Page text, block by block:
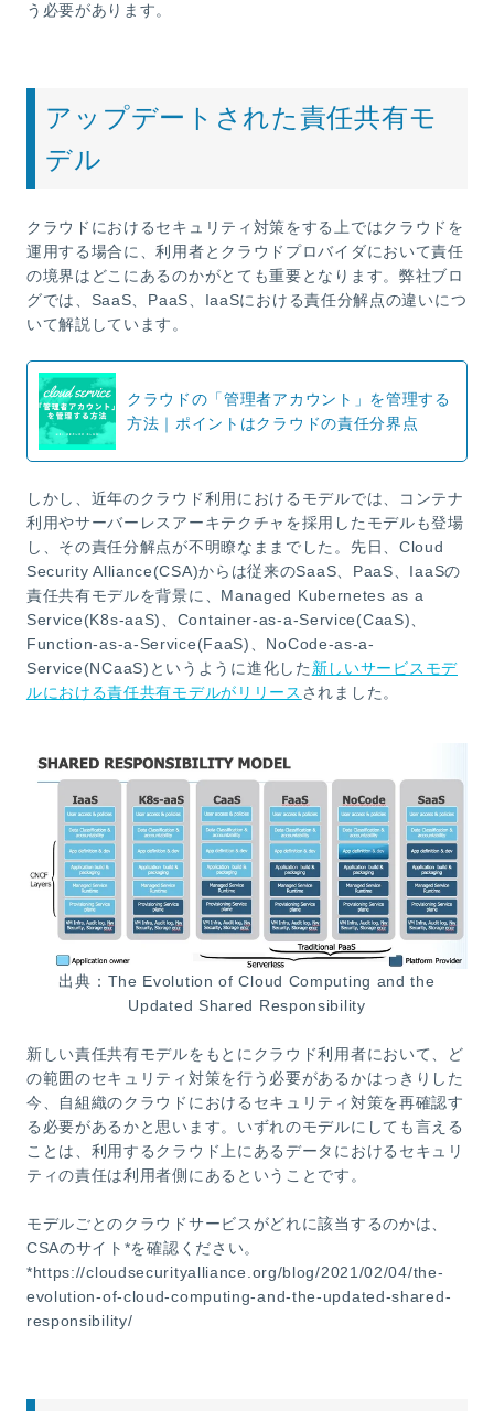
う必要があります。
アップデートされた責任共有モ
デル
クラウドにおけるセキュリティ対策をする上ではクラウドを
運用する場合に、利用者とクラウドプロバイダにおいて責任
の境界はどこにあるのかがとても重要となります。弊社ブロ
グでは、SaaS、PaaS、IaaSにおける責任分解点の違いにつ
いて解説しています。
クラウドの「管理者アカウント」を管理する
方法｜ポイントはクラウドの責任分界点
しかし、近年のクラウド利用におけるモデルでは、コンテナ
利用やサーバーレスアーキテクチャを採用したモデルも登場
し、その責任分解点が不明瞭なままでした。先日、Cloud
Security Alliance(CSA)からは従来のSaaS、PaaS、IaaSの
責任共有モデルを背景に、Managed Kubernetes as a
Service(K8s-aaS)、Container-as-a-Service(CaaS)、
Function-as-a-Service(FaaS)、NoCode-as-a-
Service(NCaaS)というように進化した 新しいサービスモデ
ルにおける責任共有モデルがリリース されました。
出典：The Evolution of Cloud Computing and the
Updated Shared Responsibility
新しい責任共有モデルをもとにクラウド利用者において、ど
の範囲のセキュリティ対策を行う必要があるかはっきりした
今、自組織のクラウドにおけるセキュリティ対策を再確認す
る必要があるかと思います。いずれのモデルにしても言える
ことは、利用するクラウド上にあるデータにおけるセキュリ
ティの責任は利用者側にあるということです。
モデルごとのクラウドサービスがどれに該当するのかは、
CSAのサイト*を確認ください。
*https://cloudsecurityalliance.org/blog/2021/02/04/the-
evolution-of-cloud-computing-and-the-updated-shared-
responsibility/